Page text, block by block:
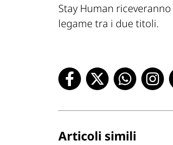
Stay Human riceveranno
legame tra i due titoli.
Articoli simili